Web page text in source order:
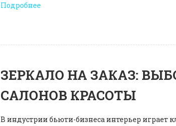
Подробнее
ЗЕРКАЛО НА ЗАКАЗ:
САЛОНОВ КРАСОТЫ
В индустрии бьюти-бизнеса интерьер